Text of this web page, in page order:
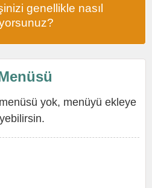
genellikle nasıl
yok, menüyü ekleye